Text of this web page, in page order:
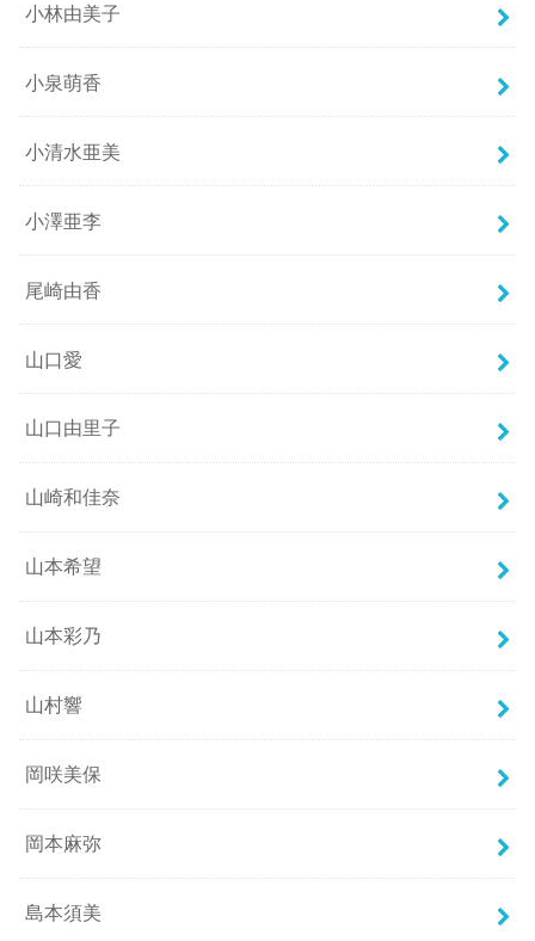
小林由美子
小泉萌香
小清水亜美
小澤亜李
尾崎由香
山口愛
山口由里子
山崎和佳奈
山本希望
山本彩乃
山村響
岡咲美保
岡本麻弥
島本須美